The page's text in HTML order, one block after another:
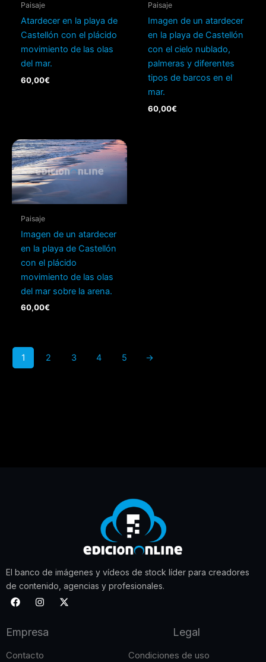
Paisaje
Atardecer en la playa de
Castellón con el plácido
movimiento de las olas
del mar.
60,00€
Paisaje
Imagen de un atardecer
en la playa de Castellón
con el cielo nublado,
palmeras y diferentes
tipos de barcos en el
mar.
60,00€
Paisaje
Imagen de un atardecer
en la playa de Castellón
con el plácido
movimiento de las olas
del mar sobre la arena.
60,00€
1 2 3 4 5 →
El banco de imágenes y vídeos de stock líder para creadores
de contenido, agencias y profesionales.
F
a
b
o
I
n
a
r
X
-
Empresa
Contacto
Legal
Condiciones de uso